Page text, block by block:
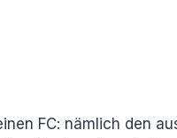
FC: nämlich den